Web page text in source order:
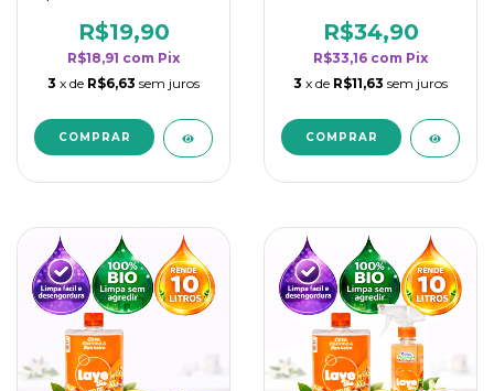
rendimento da
categoria - Flor de
Laranjeira
R$19,90
R$18,91 com Pix
3 x de R$6,63 sem juros
rendimento da
categoria - Flor de
Laranjeira
R$34,90
R$33,16 com Pix
3 x de R$11,63 sem juros